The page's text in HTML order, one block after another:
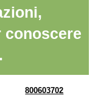
conoscere
800603702